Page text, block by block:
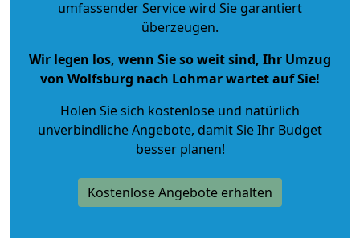
umfassender Service wird Sie garantiert
überzeugen.
Wir legen los, wenn Sie so weit sind, Ihr Umzug
von Wolfsburg nach Lohmar wartet auf Sie!
Holen Sie sich kostenlose und natürlich
unverbindliche Angebote, damit Sie Ihr Budget
besser planen!
Kostenlose Angebote erhalten